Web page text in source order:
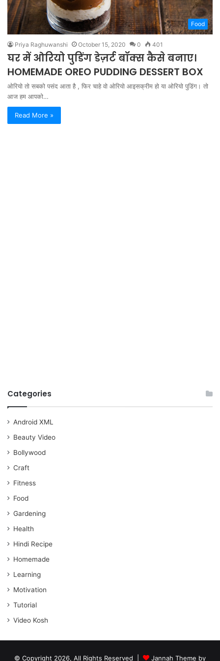
Food
Priya Raghuwanshi October 15, 2020 0 401
घर में ओरियो पुडिंग डेज़र्ट बॉक्स कैसे बनाए।
HOMEMADE OREO PUDDING DESSERT BOX
ओरियो तो सबको पसंद आता है , फिर चाहे वो ओरियो आइसक्रीम हो या ओरियो पुडिंग। तो
आज हम आपको…
Read More »
Categories
Android XML
Beauty Video
Bollywood
Craft
Fitness
Food
Gardening
Health
Hindi Recipe
Homemade
Learning
Motivation
Tutorial
Video Kosh
© Copyright 2026, All Rights Reserved | Jannah Theme by